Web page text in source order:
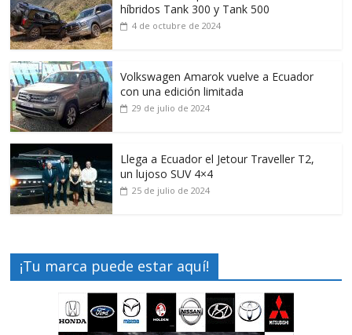
híbridos Tank 300 y Tank 500
4 de octubre de 2024
Volkswagen Amarok vuelve a Ecuador
con una edición limitada
29 de julio de 2024
Llega a Ecuador el Jetour Traveller T2,
un lujoso SUV 4×4
25 de julio de 2024
¡Tu marca puede estar aquí!